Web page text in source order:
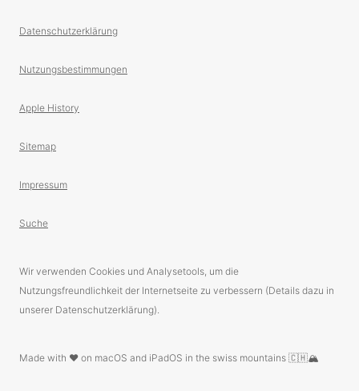
Datenschutzerklärung
Nutzungsbestimmungen
Apple History
Sitemap
Impressum
Suche
Wir verwenden Cookies und Analysetools, um die
Nutzungsfreundlichkeit der Internetseite zu verbessern (Details dazu in
unserer Datenschutzerklärung).
Made with ❤️ on macOS and iPadOS in the swiss mountains 🇨🇭🏔